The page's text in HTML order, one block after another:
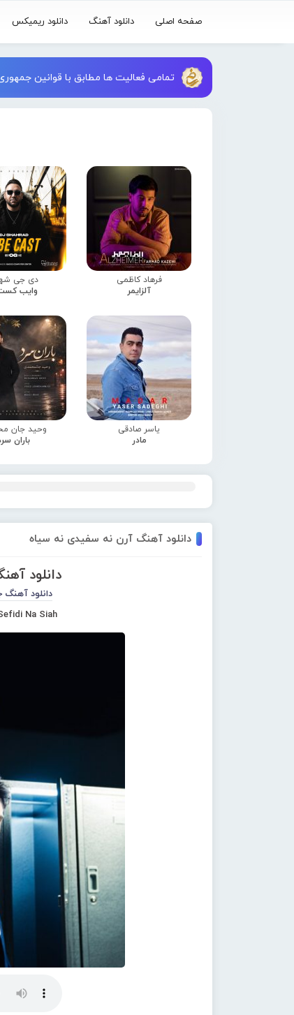
صفحه اصلی دانلود آهنگ دانلود ریمیکس
تمامی فعالیت ها مطابق با قوانین
فرهاد کاظمی
آلزایمر
دی جی
وایب
یاسر صادقی
مادر
وحید جان
باران
دانلود آهنگ آرن نه سفیدی نه سیاه
دانلود
دانلود آهنگ
Na Siah